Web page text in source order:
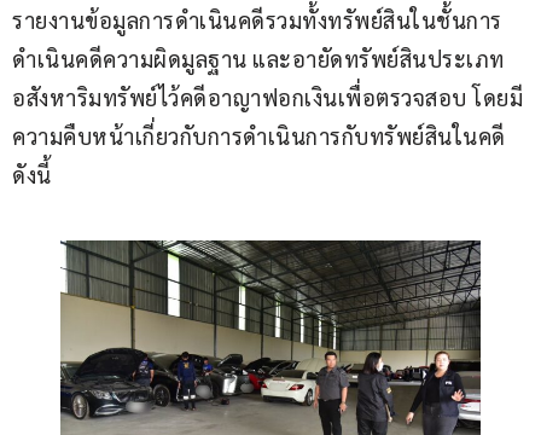
รายงานข้อมูลการดำเนินคดีรวมทั้งทรัพย์สินในชั้นการ
ดำเนินคดีความผิดมูลฐาน และอายัดทรัพย์สินประเภท
อสังหาริมทรัพย์ไว้คดีอาญาฟอกเงินเพื่อตรวจสอบ โดยมี
ความคืบหน้าเกี่ยวกับการดำเนินการกับทรัพย์สินในคดี
ดังนี้